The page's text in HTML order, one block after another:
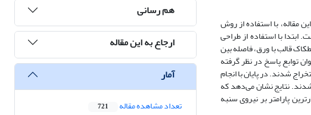
مقاله، با استفاده از روش
با استفاده از طراحی
قالب با ورق، فاصله بین
توابع پاسخ در نظر گرفته
شدند. در پایان با انجام
نتایج نشان می‌دهد که
پارامتر بر نیروی سنبه
هم رسانی
ارجاع به این مقاله
آمار
تعداد مشاهده مقاله 721